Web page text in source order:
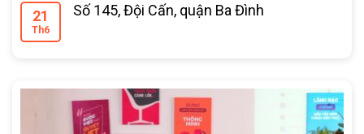
21
Th6
Số 145, Đội Cấn, quận Ba Đình